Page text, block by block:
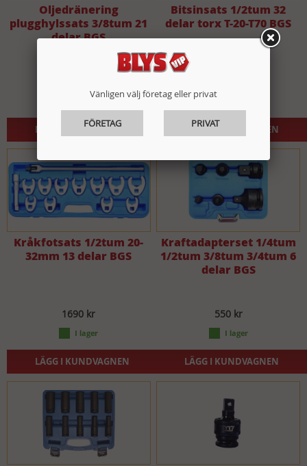
Oljedränering
plugghylssats 3/8tum 21
delar BGS
LÄGG I KUNDVAGNEN
Bitsinsats 1/2tum 32
delar torx T-20-T70 BGS
LÄGG I KUNDVAGNEN
Kråkfotsats 1/2tum 20-
32mm 13 delar BGS
1690 kr
LÄGG I KUNDVAGNEN
Kraftadapterset 1/4tum
1/2tum 3/8tum 3/4tum 6
delar BGS
550 kr
LÄGG I KUNDVAGNEN
Vänligen välj företag eller privat
FÖRETAG PRIVAT